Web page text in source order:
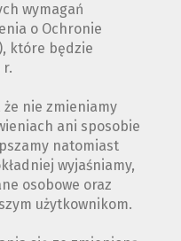
wymagań
o Ochronie
które będzie
r.
że nie zmieniamy
ani sposobie
natomiast
wyjaśniamy,
osobowe oraz
użytkownikom.